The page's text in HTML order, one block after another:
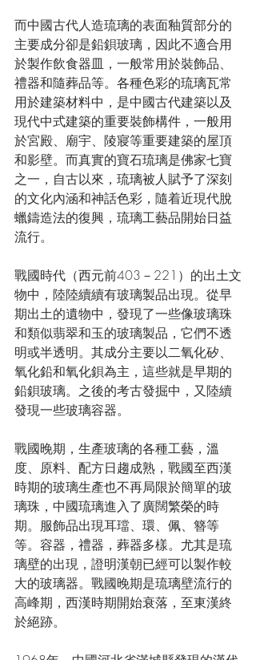
而中國古代人造琉璃的表面釉質部分的
主要成分卻是鉛鋇玻璃 ，因此不適合用
於製作飲食器皿，一般常用於裝飾品、
禮器和隨葬品等。各種色彩的琉璃瓦常
用於建築材料中，是中國古代建築以及
現代中式建築的重要裝飾構件，一般用
於宮殿、 廟宇、 陵寢等重要建築的屋頂
和影壁。而真實的寶石琉璃是佛家七寶
之一，自古以來，琉璃被人賦予了深刻
的文化內涵和神話色彩，隨着近現代脫
蠟鑄造法的復興，琉璃工藝品開始日益
流行。
戰國時代 （西元前403－221）的出土文
物中，陸陸續續有玻璃製品出現。從早
期出土的遺物中，發現了一些像玻璃珠
和類似翡翠和玉的玻璃製品，它們不透
明或半透明。其成分主要以二氧化矽、
氧化鉛和氧化鋇為主，這些就是早期的
鉛鋇玻璃。之後的考古發掘中，又陸續
發現一些玻璃容器。
戰國晚期，生產玻璃的各種工藝 ， 溫
度、 原料、 配方日趨成熟， 戰國至西漢
時期的玻璃生產也不再局限於簡單的玻
璃珠，中國琉璃進入了廣闊繁榮的時
期。服飾品出現耳璫、環、 佩、 簪等
等。 容器 ， 禮器 ， 葬器多樣。尤其是琉
璃壁的出現，證明漢朝已經可以製作較
大的玻璃器。戰國晚期是琉璃壁流行的
高峰期， 西漢時期開始衰落，至東漢終
於絕跡。